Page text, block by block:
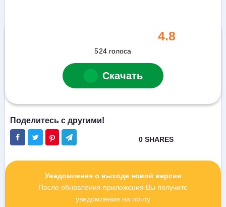
4.8
524 голоса
Скачать
Уведомления о выходе новой версии
После обновления приложения Вы получите
уведомления на почту